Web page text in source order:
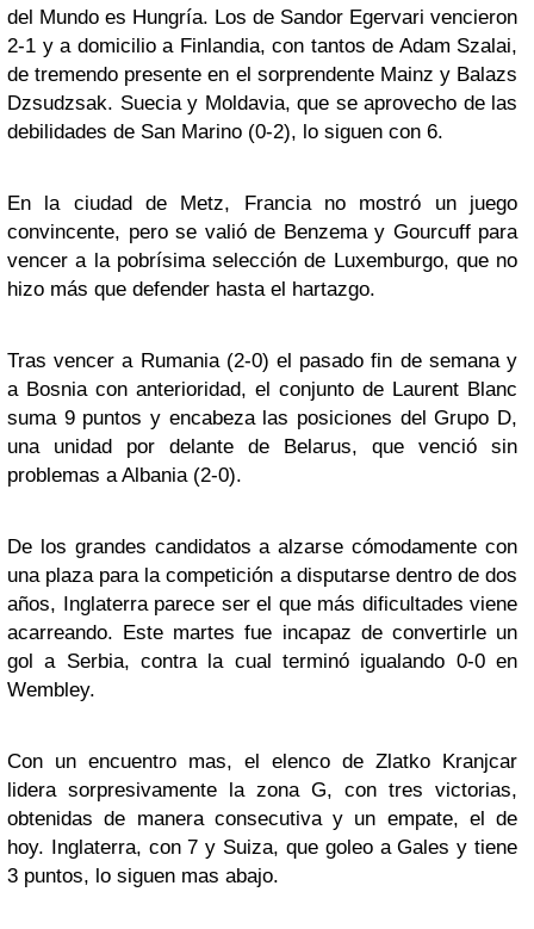
del Mundo es Hungría. Los de Sandor Egervari vencieron
2-1 y a domicilio a Finlandia, con tantos de Adam Szalai,
de tremendo presente en el sorprendente Mainz y Balazs
Dzsudzsak. Suecia y Moldavia, que se aprovecho de las
debilidades de San Marino (0-2), lo siguen con 6.
En la ciudad de Metz, Francia no mostró un juego
convincente, pero se valió de Benzema y Gourcuff para
vencer a la pobrísima selección de Luxemburgo, que no
hizo más que defender hasta el hartazgo.
Tras vencer a Rumania (2-0) el pasado fin de semana y
a Bosnia con anterioridad, el conjunto de Laurent Blanc
suma 9 puntos y encabeza las posiciones del Grupo D,
una unidad por delante de Belarus, que venció sin
problemas a Albania (2-0).
De los grandes candidatos a alzarse cómodamente con
una plaza para la competición a disputarse dentro de dos
años, Inglaterra parece ser el que más dificultades viene
acarreando. Este martes fue incapaz de convertirle un
gol a Serbia, contra la cual terminó igualando 0-0 en
Wembley.
Con un encuentro mas, el elenco de Zlatko Kranjcar
lidera sorpresivamente la zona G, con tres victorias,
obtenidas de manera consecutiva y un empate, el de
hoy. Inglaterra, con 7 y Suiza, que goleo a Gales y tiene
3 puntos, lo siguen mas abajo.